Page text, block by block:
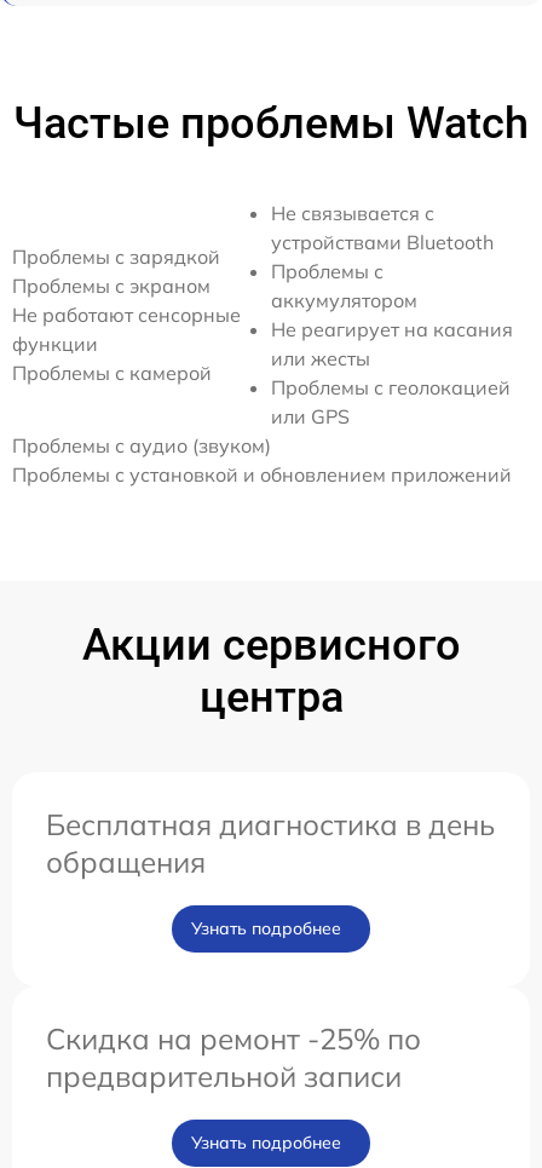
Частые проблемы Watch
Проблемы с зарядкой
Проблемы с экраном
Не работают сенсорные
функции
Проблемы с камерой
Не связывается с
устройствами Bluetooth
Проблемы с
аккумулятором
Не реагирует на касания
или жесты
Проблемы с геолокацией
или GPS
Проблемы с аудио (звуком)
Проблемы с установкой и обновлением приложений
Акции сервисного
центра
Бесплатная диагностика в день
обращения
Узнать подробнее
Скидка на ремонт -25% по
предварительной записи
Узнать подробнее